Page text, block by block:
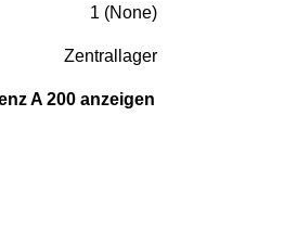
1 (None)
Zentrallager
A 200 anzeigen